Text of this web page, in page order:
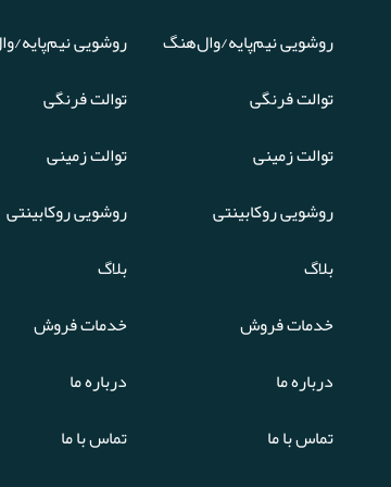
روشویی نیم‌پایه/وال‌هنگ
توالت فرنگی
توالت زمینی
روشویی روکابینتی
بلاگ
خدمات فروش
درباره ما
تماس با ما
روشویی نیم‌پایه/
توالت فرنگی
توالت زمینی
روشویی روکابینتی
بلاگ
خدمات فروش
درباره ما
تماس با ما